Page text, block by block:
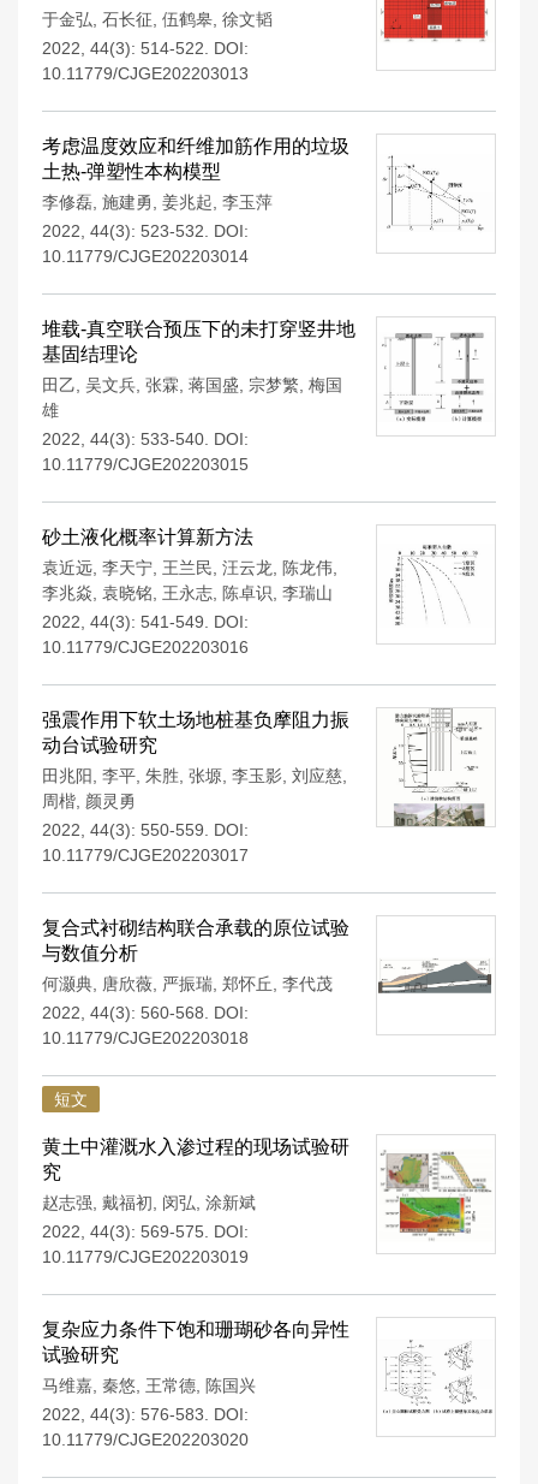
于金弘 石长征 伍鹤皋 徐文韬
2022, 44(3): 514-522.
DOI:
10.11779/CJGE202203013
考虑温度效应和纤维加筋作用的垃圾
土热-弹塑性本构模型
李修磊 施建勇 姜兆起 李玉萍
2022, 44(3): 523-532.
DOI:
10.11779/CJGE202203014
堆载-真空联合预压下的未打穿竖井地
基固结理论
田乙 吴文兵 张霖 蒋国盛 宗梦繁 梅国
雄
2022, 44(3): 533-540. DOI:
10.11779/CJGE202203015
砂土液化概率计算新方法
袁近远 李天宁 王兰民 汪云龙 陈龙伟
李兆焱
袁晓铭 王永志 陈卓识 李瑞山
2022, 44(3): 541-549.
DOI:
10.11779/CJGE202203016
强震作用下软土场地桩基负摩阻力振
动台试验研究
田兆阳 李平 朱胜 张塬 李玉影 刘应慈
周楷 颜灵勇
2022, 44(3): 550-559.
DOI:
10.11779/CJGE202203017
复合式衬砌结构联合承载的原位试验
与数值分析
何灏典 唐欣薇 严振瑞 郑怀丘
李代茂
2022, 44(3): 560-568.
DOI:
10.11779/CJGE202203018
短文
黄土中灌溉水入渗过程的现场试验研
究
赵志强 戴福初 闵弘 涂新斌
2022, 44(3): 569-575.
DOI:
10.11779/CJGE202203019
复杂应力条件下饱和珊瑚砂各向异性
试验研究
马维嘉 秦悠 王常德
陈国兴
2022, 44(3): 576-583.
DOI:
10.11779/CJGE202203020